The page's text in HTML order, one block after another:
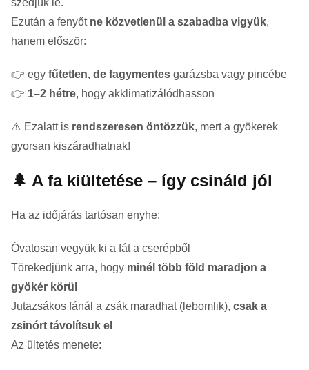
Ezután a fenyőt ne közvetlenül a szabadba vigyük,
hanem először:
👉 egy fűtetlen, de fagymentes garázsba vagy pincébe
👉 1–2 hétre, hogy akklimatizálódhasson
⚠️ Ezalatt is rendszeresen öntözzük, mert a gyökerek
gyorsan kiszáradhatnak!
🌲 A fa kiültetése – így csináld jól
Ha az időjárás tartósan enyhe:
Óvatosan vegyük ki a fát a cserépből
Törekedjünk arra, hogy minél több föld maradjon a
gyökér körül
Jutazsákos fánál a zsák maradhat (lebomlik), csak a
zsinórt távolítsuk el
Az ültetés menete: